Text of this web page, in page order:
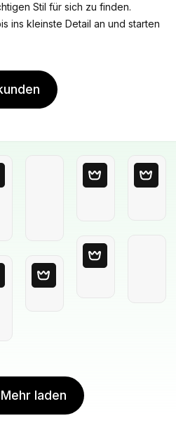
Stil für sich zu finden.
ins kleinste Detail an und starten
Mehr laden